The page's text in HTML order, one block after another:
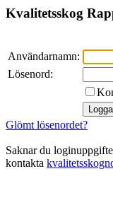
Kvalitetsskog
Användarnamn:
Lösenord:
Glömt lösenordet?
Saknar du
kontakta